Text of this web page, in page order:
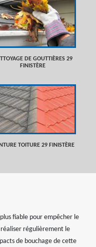
DE GOUTTIÈRES 29
FINISTÈRE
TOITURE 29 FINISTÈRE
fiable pour empêcher le
régulièrement le
de bouchage de cette